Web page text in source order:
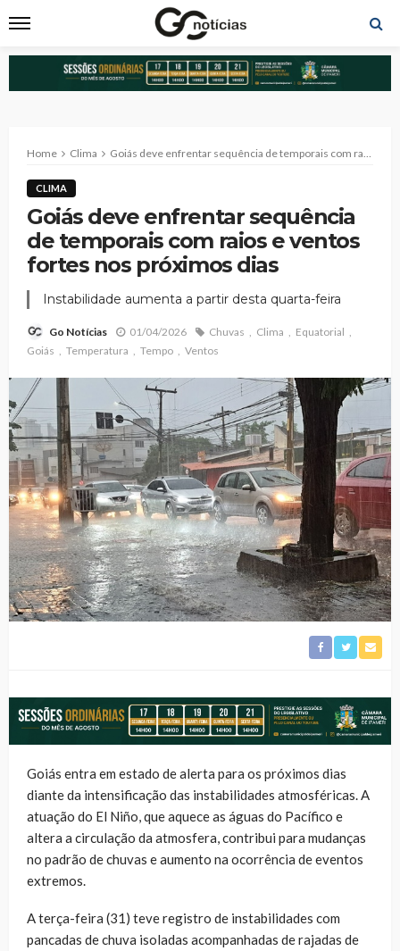
Home Clima Goiás deve enfrentar sequência de temporais com raios e ventos fortes nos próximos dias
CLIMA
Goiás deve enfrentar sequência
de temporais com raios e ventos
fortes nos próximos dias
Instabilidade aumenta a partir desta quarta-feira
Go Notícias 01/04/2026 Chuvas Clima
Equatorial
Goiás
Temperatura Tempo Ventos
Goiás entra em estado de alerta para os próximos dias
diante da intensificação das instabilidades atmosféricas. A
atuação do El Niño, que aquece as águas do Pacífico e
altera a circulação da atmosfera, contribui para mudanças
no padrão de chuvas e aumento na ocorrência de eventos
extremos.
A terça-feira (31) teve registro de instabilidades com
pancadas de chuva isoladas acompanhadas de rajadas de